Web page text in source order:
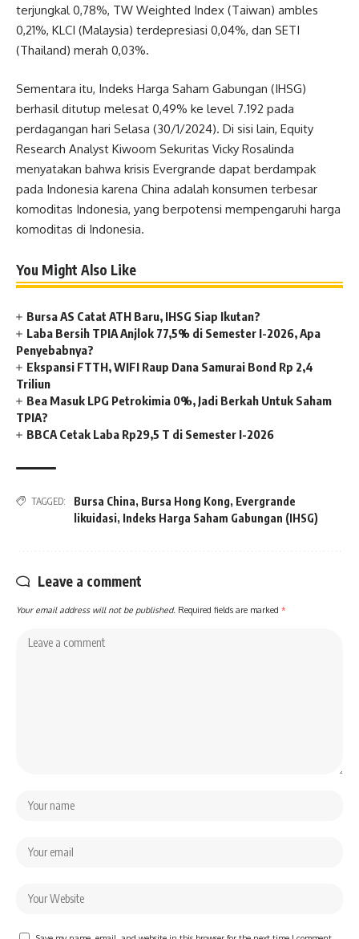
terjungkal 0,78%, TW Weighted Index (Taiwan) ambles
0,21%, KLCI (Malaysia) terdepresiasi 0,04%, dan SETI
(Thailand) merah 0,03%.
Sementara itu, Indeks Harga Saham Gabungan (IHSG)
berhasil ditutup melesat 0,49% ke level 7.192 pada
perdagangan hari Selasa (30/1/2024). Di sisi lain, Equity
Research Analyst Kiwoom Sekuritas Vicky Rosalinda
menyatakan bahwa krisis Evergrande dapat berdampak
pada Indonesia karena China adalah konsumen terbesar
komoditas Indonesia, yang berpotensi mempengaruhi harga
komoditas di Indonesia.
You Might Also Like
Bursa AS Catat ATH Baru, IHSG Siap Ikutan?
Laba Bersih TPIA Anjlok 77,5% di Semester I-2026, Apa
Penyebabnya?
Ekspansi FTTH, WIFI Raup Dana Samurai Bond Rp 2,4
Triliun
Bea Masuk LPG Petrokimia 0%, Jadi Berkah Untuk Saham
TPIA?
BBCA Cetak Laba Rp29,5 T di Semester I-2026
TAGGED: Bursa China, Bursa Hong Kong, Evergrande
likuidasi, Indeks Harga Saham Gabungan (IHSG)
Leave a comment
Your email address will not be published. Required fields are marked *